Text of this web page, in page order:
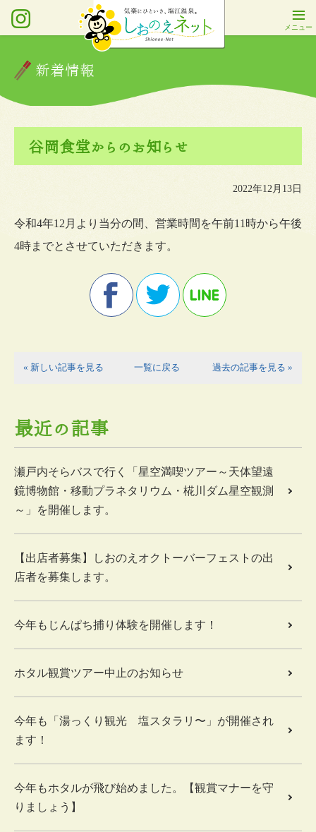
新着情報
谷岡食堂からのお知らせ
2022年12月13日
令和4年12月より当分の間、営業時間を午前11時から午後
4時までとさせていただきます。
« 新しい記事を見る 一覧に戻る 過去の記事を見る »
最近の記事
瀬戸内そらバスで行く「星空満喫ツアー～天体望遠
鏡博物館・移動プラネタリウム・椛川ダム星空観測
～」を開催します。
【出店者募集】しおのえオクトーバーフェストの出
店者を募集します。
今年もじんぱち捕り体験を開催します！
ホタル観賞ツアー中止のお知らせ
今年も「湯っくり観光 塩スタラリ〜」が開催され
ます！
今年もホタルが飛び始めました。【観賞マナーを守
りましょう】